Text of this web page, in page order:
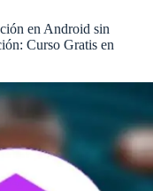
en Android sin
Curso Gratis en